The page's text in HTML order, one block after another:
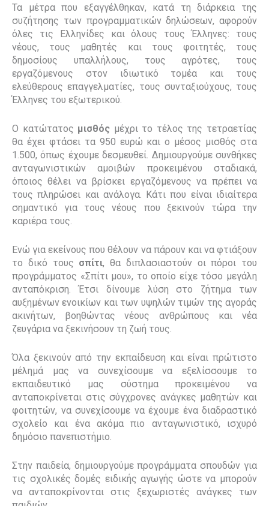
Τα μέτρα που εξαγγέλθηκαν, κατά τη διάρκεια της
συζήτησης των προγραμματικών δηλώσεων, αφορούν
όλες τις Ελληνίδες και όλους τους Έλληνες: τους
νέους, τους μαθητές και τους φοιτητές, τους
δημοσίους υπαλλήλους, τους αγρότες, τους
εργαζόμενους στον ιδιωτικό τομέα και τους
ελεύθερους επαγγελματίες, τους συνταξιούχους, τους
Έλληνες του εξωτερικού.
Ο κατώτατος μισθός μέχρι το τέλος της τετραετίας
θα έχει φτάσει τα 950 ευρώ και ο μέσος μισθός στα
1.500, όπως έχουμε δεσμευθεί. Δημιουργούμε συνθήκες
ανταγωνιστικών αμοιβών προκειμένου σταδιακά,
όποιος θέλει να βρίσκει εργαζόμενους να πρέπει να
τους πληρώσει και ανάλογα. Κάτι που είναι ιδιαίτερα
σημαντικό για τους νέους που ξεκινούν τώρα την
καριέρα τους.
Ενώ για εκείνους που θέλουν να πάρουν και να φτιάξουν
το δικό τους σπίτι, θα διπλασιαστούν οι πόροι του
προγράμματος «Σπίτι μου», το οποίο είχε τόσο μεγάλη
ανταπόκριση. Έτσι δίνουμε λύση στο ζήτημα των
αυξημένων ενοικίων και των υψηλών τιμών της αγοράς
ακινήτων, βοηθώντας νέους ανθρώπους και νέα
ζευγάρια να ξεκινήσουν τη ζωή τους.
Όλα ξεκινούν από την εκπαίδευση και είναι πρώτιστο
μέλημά μας να συνεχίσουμε να εξελίσσουμε το
εκπαιδευτικό μας σύστημα προκειμένου να
ανταποκρίνεται στις σύγχρονες ανάγκες μαθητών και
φοιτητών, να συνεχίσουμε να έχουμε ένα διαδραστικό
σχολείο και ένα ακόμα πιο ανταγωνιστικό, ισχυρό
δημόσιο πανεπιστήμιο.
Στην παιδεία, δημιουργούμε προγράμματα σπουδών για
τις σχολικές δομές ειδικής αγωγής ώστε να μπορούν
να ανταποκρίνονται στις ξεχωριστές ανάγκες των